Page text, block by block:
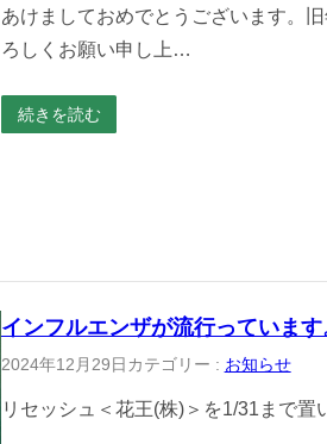
あけましておめでとうございます。
ろしくお願い申し上…
続きを読む
インフルエンザが流行っています
2024年12月29日 カテゴリー : お知らせ
リセッシュ＜花王(株)＞を1/31まで置